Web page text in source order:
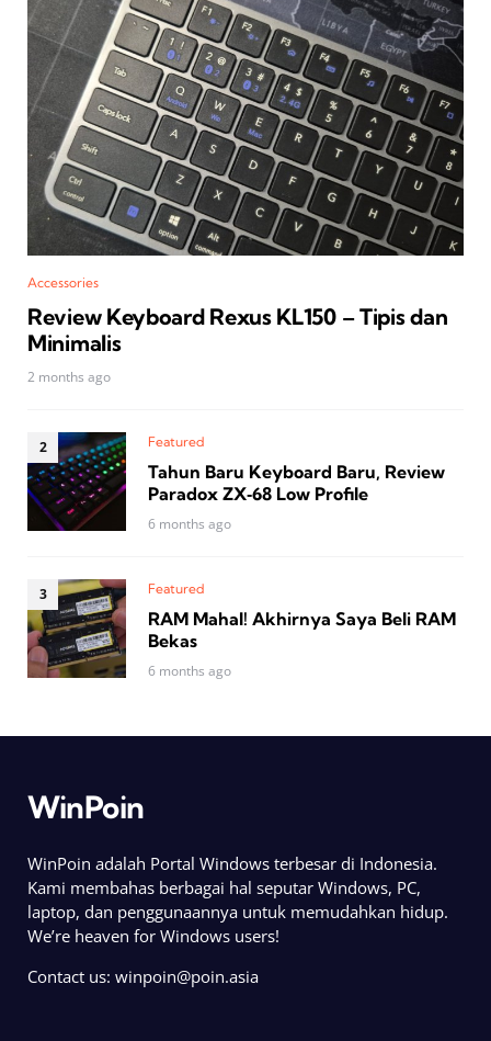
Accessories
Review Keyboard Rexus KL150 – Tipis dan
Minimalis
2 months ago
Featured
Tahun Baru Keyboard Baru, Review
Paradox ZX‑68 Low Profile
6 months ago
Featured
RAM Mahal! Akhirnya Saya Beli RAM
Bekas
6 months ago
WinPoin
WinPoin adalah Portal Windows terbesar di Indonesia.
Kami membahas berbagai hal seputar Windows, PC,
laptop, dan penggunaannya untuk memudahkan hidup.
We’re heaven for Windows users!
Contact us: winpoin@poin.asia